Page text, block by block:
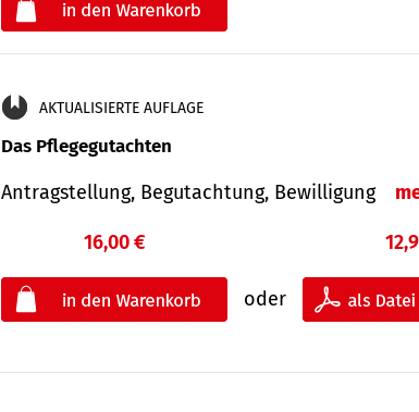
AKTUALISIERTE AUFLAGE
Das Pflegegutachten
Antragstellung, Begutachtung, Bewilligung
16,00 €
oder